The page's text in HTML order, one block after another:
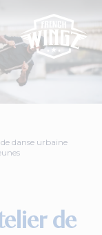
danse urbaine
de